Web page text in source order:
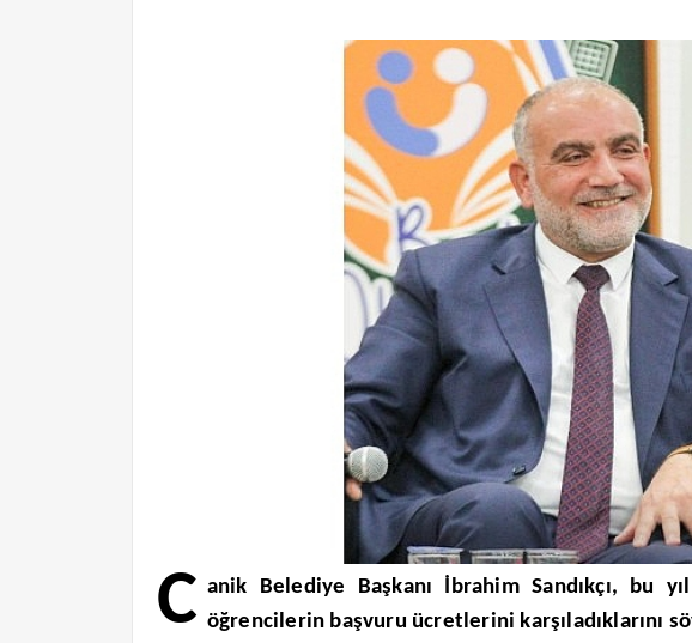
C anik Belediye Başkanı İbrahim Sandıkçı, bu
öğrencilerin başvuru ücretlerini karşıladıklarını